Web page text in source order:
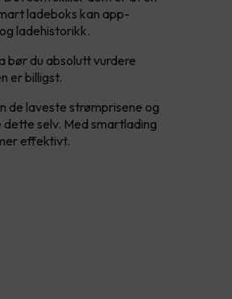
ladeboks kan app-
ladehistorikk.
bør du absolutt vurdere
er billigst.
de laveste strømprisene og
selv. Med smartlading
effektivt.